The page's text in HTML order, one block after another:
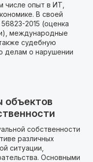
числе опыт в ИТ,
В своей
2015 (оценка
международные
судебную
делам о нарушении
объектов
собственности
различных
ситуации,
Основными